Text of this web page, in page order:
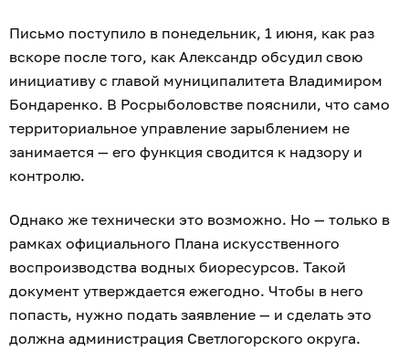
Письмо поступило в понедельник, 1 июня, как раз
вскоре после того, как Александр обсудил свою
инициативу с главой муниципалитета Владимиром
Бондаренко. В Росрыболовстве пояснили, что само
территориальное управление зарыблением не
занимается — его функция сводится к надзору и
контролю.
Однако же технически это возможно. Но — только в
рамках официального Плана искусственного
воспроизводства водных биоресурсов. Такой
документ утверждается ежегодно. Чтобы в него
попасть, нужно подать заявление — и сделать это
должна администрация Светлогорского округа.